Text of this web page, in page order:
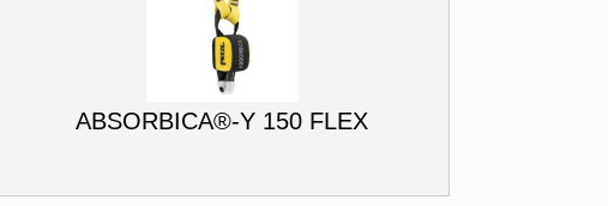
ABSORBICA®-Y 150 FLEX